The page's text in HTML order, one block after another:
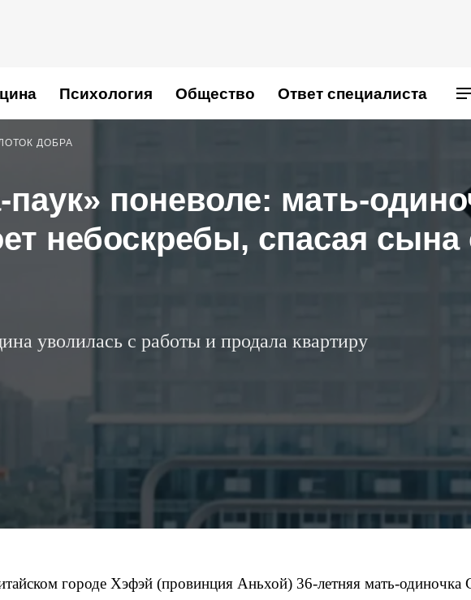
Психология Общество Ответ специалиста
ДОБРА
поневоле: мать-
небоскребы, спасая сына
уволилась с работы и продала квартиру
городе Хэфэй (провинция Аньхой) 36-летняя мать-одиночка